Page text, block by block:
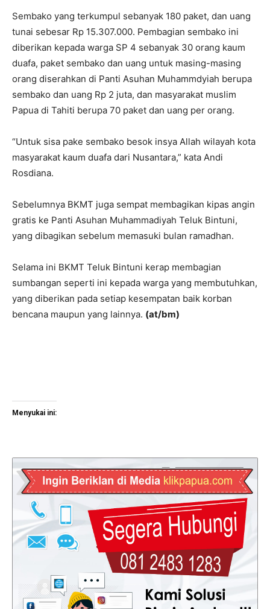
Sembako yang terkumpul sebanyak 180 paket, dan uang
tunai sebesar Rp 15.307.000. Pembagian sembako ini
diberikan kepada warga SP 4 sebanyak 30 orang kaum
duafa, paket sembako dan uang untuk masing-masing
orang diserahkan di Panti Asuhan Muhammdyiah berupa
sembako dan uang Rp 2 juta, dan masyarakat muslim
Papua di Tahiti berupa 70 paket dan uang per orang.
“Untuk sisa pake sembako besok insya Allah wilayah kota
masyarakat kaum duafa dari Nusantara,” kata Andi
Rosdiana.
Sebelumnya BKMT juga sempat membagikan kipas angin
gratis ke Panti Asuhan Muhammadiyah Teluk Bintuni,
yang dibagikan sebelum memasuki bulan ramadhan.
Selama ini BKMT Teluk Bintuni kerap membagian
sumbangan seperti ini kepada warga yang membutuhkan,
yang diberikan pada setiap kesempatan baik korban
bencana maupun yang lainnya. (at/bm)
Menyukai ini: